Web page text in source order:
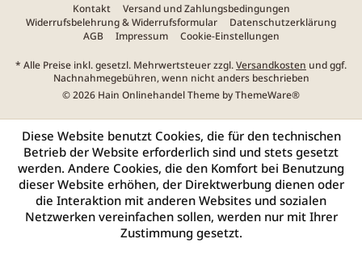
Kontakt
Versand und Zahlungsbedingungen
Widerrufsbelehrung & Widerrufsformular
Datenschutzerklärung
AGB
Impressum Cookie-Einstellungen
* Alle Preise inkl. gesetzl. Mehrwertsteuer zzgl.Versandkosten und ggf.
Nachnahmegebühren, wenn nicht anders beschrieben
© 2026 Hain Onlinehandel Theme byThemeWare®
Diese Website benutzt Cookies, die für den technischen
Betrieb der Website erforderlich sind und stets gesetzt
werden. Andere Cookies, die den Komfort bei Benutzung
dieser Website erhöhen, der Direktwerbung dienen oder
die Interaktion mit anderen Websites und sozialen
Netzwerken vereinfachen sollen, werden nur mit Ihrer
Zustimmung gesetzt.